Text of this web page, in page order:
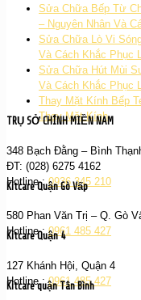
Sửa Chữa Bếp Từ
– Nguyên Nhân Và
Sửa Chữa Lò Vi
Và Cách Khắc Phục
Sửa Chữa Hút Mùi
Và Cách Khắc Phục
Thay Mặt Kính Bếp
Thay Mặt Kính
TRỤ SỞ CHÍNH MIỀN NAM
348 Bạch Đằng – Bình
ĐT: (028) 6275 4162
Hotline :0936 345 210
Kitcare Quận Gò Vấp
580 Phan Văn Trị – Q. Gò
Hotline :0961 485 427
Kitcare Quận 4
127 Khánh Hội, Quận 4
Hotline :0961 485 427
Kitcare quận Tân Bình